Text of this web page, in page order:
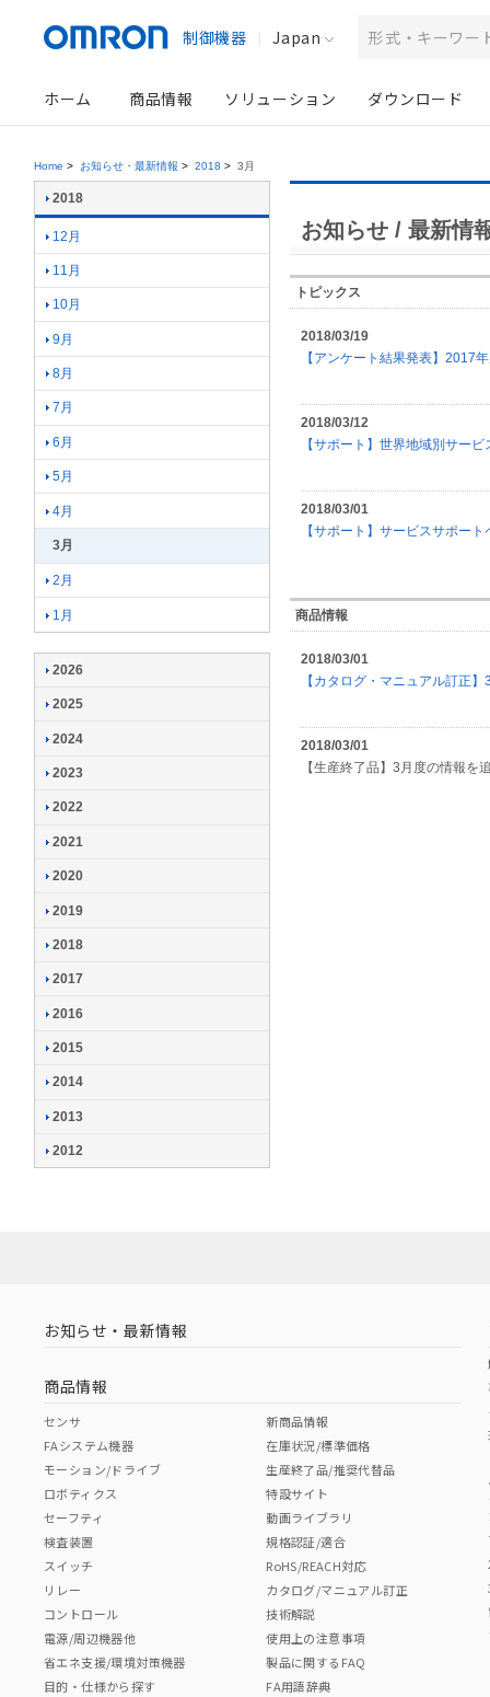
制御機器 Japan
ホーム 商品情報 ソリューション ダウンロード
Home > お知らせ・最新情報 > 2018 > 3月
お知らせ / 最新情
トピックス
2018/03/19
【アンケート結果発表】2017
2018/03/12
【サポート】世界地域別サー
2018/03/01
【サポート】サービスサポー
商品情報
2018/03/01
【カタログ・マニュアル訂正
2018/03/01
【生産終了品】3月度の情報を
2018
12月
11月
10月
9月
8月
7月
6月
5月
4月
3月
2月
1月
2026
2025
2024
2023
2022
2021
2020
2019
2018
2017
2016
2015
2014
2013
2012
お知らせ・最新情報
商品情報
センサ
FAシステム機器
モーション/ドライブ
ロボティクス
セーフティ
検査装置
スイッチ
リレー
コントロール
電源/周辺機器他
省エネ支援/環境対策機器
目的・仕様から探す
新商品情報
在庫状況/標準価格
生産終了品/推奨代替品
特設サイト
動画ライブラリ
規格認証/適合
RoHS/REACH対応
カタログ/マニュアル訂正
技術解説
使用上の注意事項
製品に関するFAQ
FA用語辞典